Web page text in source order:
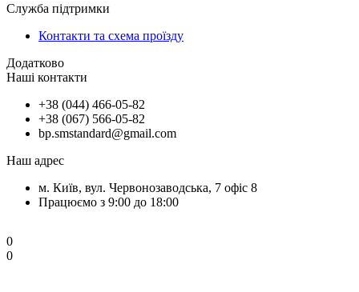
Служба підтримки
Контакти та схема проїзду
Додатково
Наші контакти
+38 (044) 466-05-82
+38 (067) 566-05-82
bp.smstandard@gmail.com
Наш адрес
м. Київ, вул. Червонозаводська, 7 офіс 8
Працюємо з 9:00 до 18:00
0
0